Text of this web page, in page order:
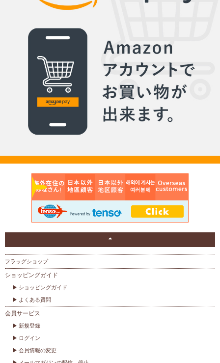
フラッグショップ
ショッピングガイド
ショッピングガイド
よくある質問
会員サービス
新規登録
ログイン
会員情報の変更